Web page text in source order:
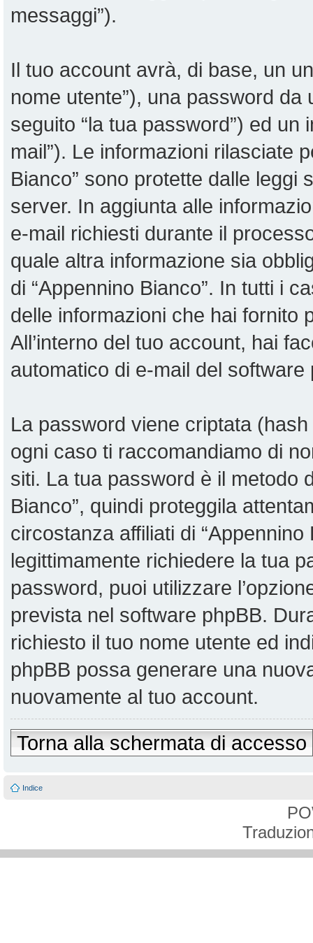
messaggi”).
Il tuo account avrà, di base, un
nome utente”), una password
seguito “la tua password”) ed
mail”). Le informazioni rilasciate
Bianco” sono protette dalle leggi
server. In aggiunta alle
e-mail richiesti durante il
quale altra informazione sia
di “Appennino Bianco”. In tutti i
delle informazioni che hai fornito
All’interno del tuo account, hai
automatico di e-mail del software
La password viene criptata
ogni caso ti raccomandiamo di
siti. La tua password è il metodo
Bianco”, quindi proteggila
circostanza affiliati di
legittimamente richiedere la tua
password, puoi utilizzare
prevista nel software phpBB.
richiesto il tuo nome utente ed
phpBB possa generare una
nuovamente al tuo account.
Torna alla schermata di accesso
Indice